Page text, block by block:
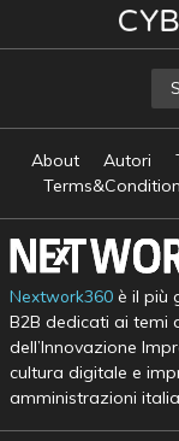
About Autori
Nextwork360è il più
B2B dedicati ai temi
dell’Innovazione
cultura digitale e
amministrazioni